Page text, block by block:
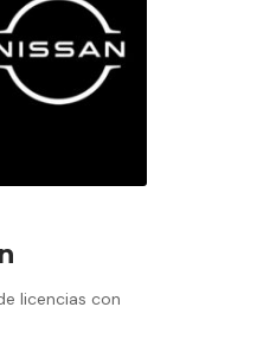
licencias con